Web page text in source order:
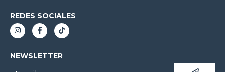
REDES SOCIALES
NEWSLETTER